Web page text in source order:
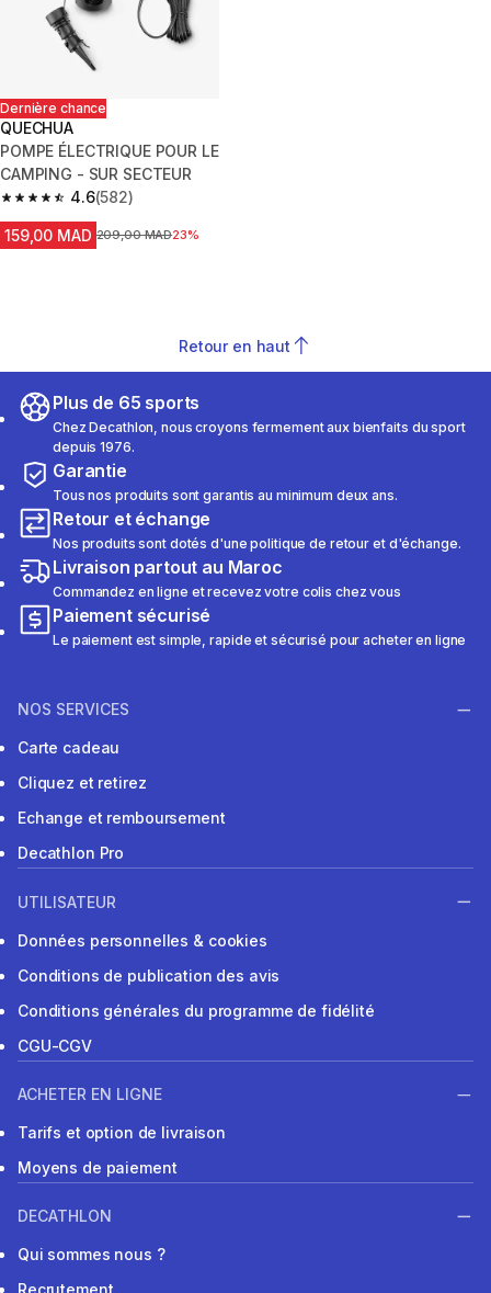
Dernière chance
QUECHUA
POMPE ÉLECTRIQUE POUR LE
CAMPING - SUR SECTEUR
4.6
4.6 out of 5 stars from 582 reviews
(582)
159,00 MAD Prix avant la réduction
209,00 MAD23%
Retour en haut
Plus de 65 sports
Chez Decathlon, nous croyons fermement aux bienfaits du sport
depuis 1976.
Garantie
Tous nos produits sont garantis au minimum deux ans.
Retour et échange
Nos produits sont dotés d'une politique de retour et d'échange.
Livraison partout au Maroc
Commandez en ligne et recevez votre colis chez vous
Paiement sécurisé
Le paiement est simple, rapide et sécurisé pour acheter en ligne
NOS SERVICES
Carte cadeau
Cliquez et retirez
Echange et remboursement
Decathlon Pro
UTILISATEUR
Données personnelles & cookies
Conditions de publication des avis
Conditions générales du programme de fidélité
CGU-CGV
ACHETER EN LIGNE
Tarifs et option de livraison
Moyens de paiement
DECATHLON
Qui sommes nous ?